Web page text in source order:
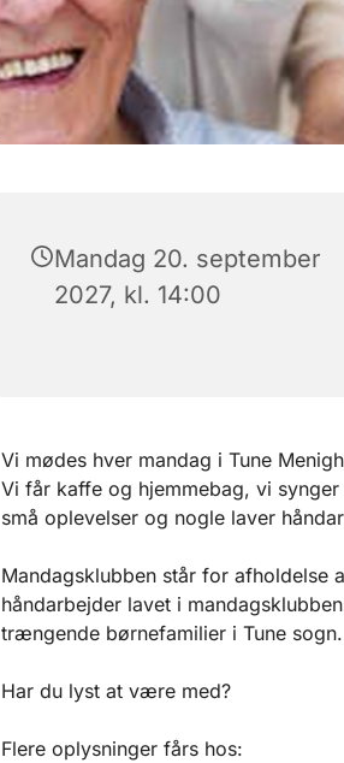
Mandag 20. september
2027, kl. 14:00
Vi mødes hver mandag i Tune
Vi får kaffe og hjemmebag, vi
små oplevelser og nogle laver
Mandagsklubben står for afholdelse
håndarbejder lavet i
trængende børnefamilier i Tune sogn.
Har du lyst at være med?
Flere oplysninger fårs hos: